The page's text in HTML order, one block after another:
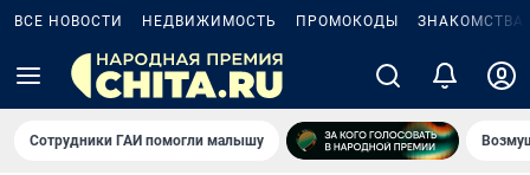
ВСЕ НОВОСТИ НЕДВИЖИМОСТЬ ПРОМОКОДЫ ЗНАКОМСТВА
Сотрудники ГАИ помогли малышу